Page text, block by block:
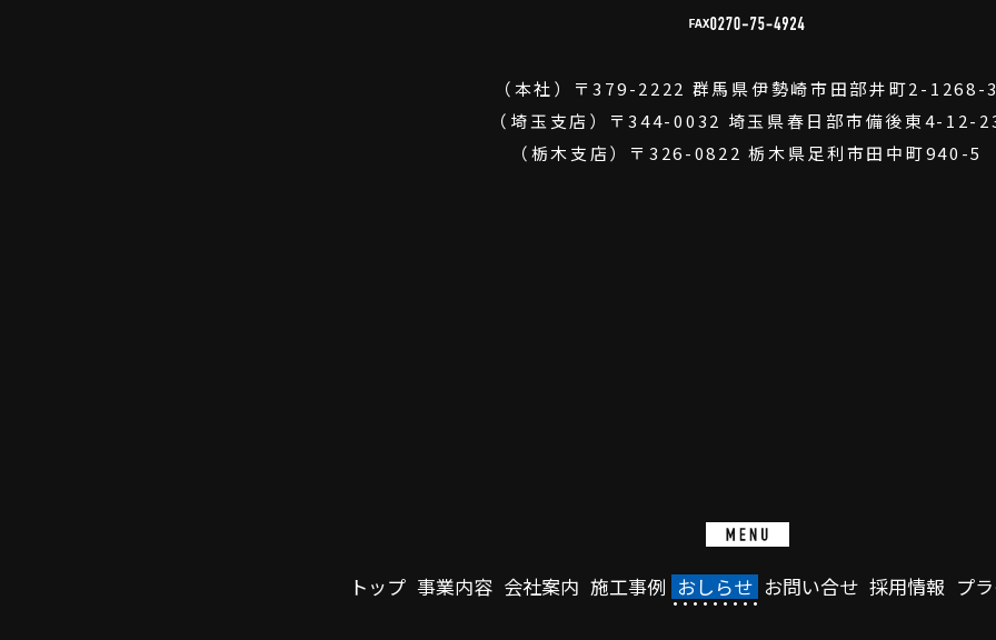
FAX
（本社） 〒379-2222 群馬県伊勢崎市田部井町2-1268-
（埼玉支店）
〒344-0032 埼玉県春日部市備後東4-12-
（栃木支店） 〒326-0822 栃木県足利市田中町940-5
トップ 事業内容 会社案内 施工事例 おしらせ お問い合せ 採用情報 プ